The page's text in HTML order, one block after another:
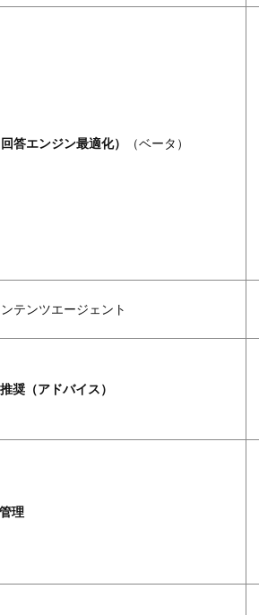
答エンジン最適化） （ベータ）
テンツエージェント
奨（アドバイス）
理